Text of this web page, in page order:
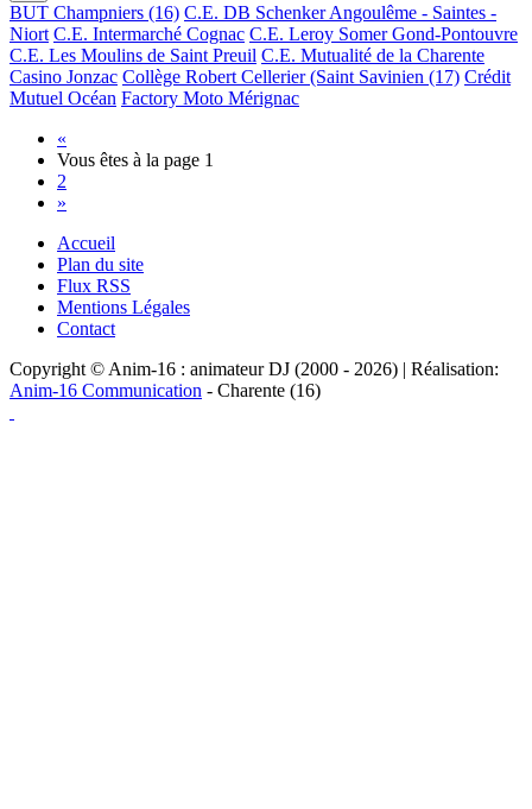
BUT Champniers (16) C.E. DB Schenker Angoulême - Saintes -
Niort C.E. Intermarché Cognac C.E. Leroy Somer Gond-Pontouvre
C.E. Les Moulins de Saint Preuil C.E. Mutualité de la Charente
Casino Jonzac Collège Robert Cellerier (Saint Savinien (17) Crédit
Mutuel Océan Factory Moto Mérignac
«
Vous êtes à la page 1
2
»
Accueil
Plan du site
Flux RSS
Mentions Légales
Contact
Copyright © Anim-16 : animateur DJ (2000 - 2026) | Réalisation:
Anim-16 Communication - Charente (16)